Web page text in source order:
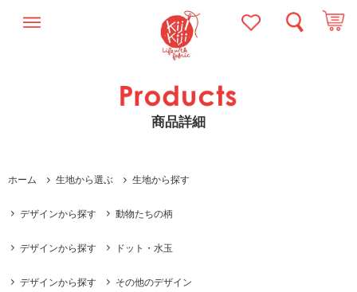
商品詳細
ホーム 生地から選ぶ 生地から探す
デザインから探す 動物たちの柄
デザインから探す ドット・水玉
デザインから探す その他のデザイン